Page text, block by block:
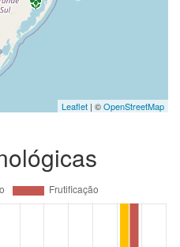
Leaflet | ©OpenStreetMap